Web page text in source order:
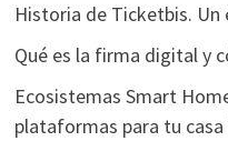
Historia de Ticketbis.
Qué es la firma digital y
Ecosistemas Smart
plataformas para tu